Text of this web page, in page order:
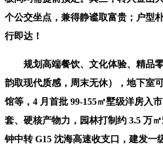
个公交坐点，兼得静谧取富贵；户型
行即达！
规划高端餐饮、文化体验、精品零
韵取现代质感，周末无休），地下室
馆等，4 月首批 99-155㎡墅级洋房入
套、硬核产物力，园林打制约 3.5 万
钟中转 G15 沈海高速收支口，建发一